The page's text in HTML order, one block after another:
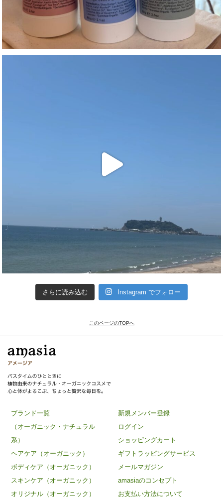
さらに読み込む Instagram でフォロー
このページのTOPへ
ブランド一覧
（オーガニック・ナチュラル
系）
ヘアケア（オーガニック）
ボディケア（オーガニック）
スキンケア（オーガニック）
オリジナル（オーガニック）
新規メンバー登録
ログイン
ショッピングカート
ギフトラッピングサービス
メールマガジン
amasiaのコンセプト
お支払い方法について